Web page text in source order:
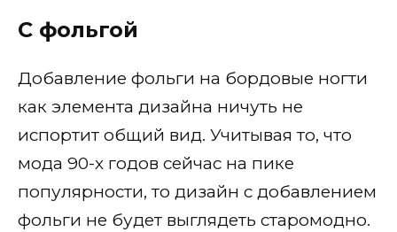
С фольгой
Добавление фольги на бордовые ногти
как элемента дизайна ничуть не
испортит общий вид. Учитывая то, что
мода 90-х годов сейчас на пике
популярности, то дизайн с добавлением
фольги не будет выглядеть старомодно.